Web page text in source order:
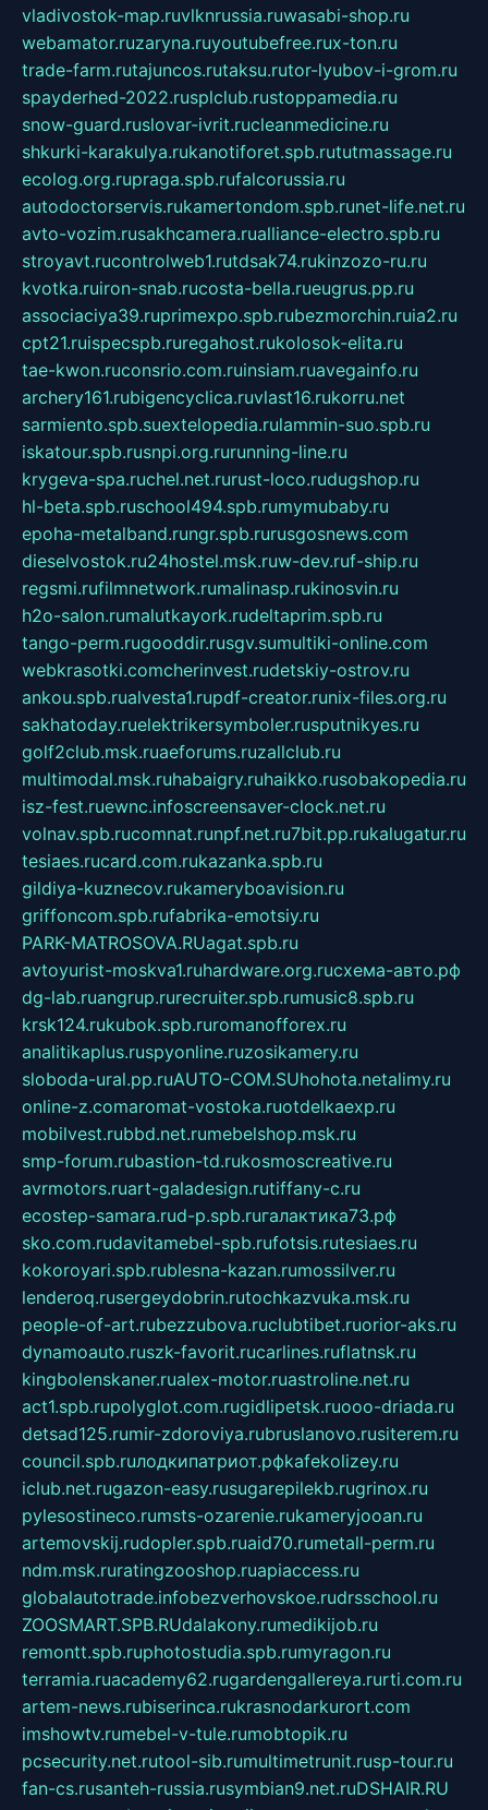
vladivostok-map.ruvlknrussia.ruwasabi-shop.ru
webamator.ruzaryna.ruyoutubefree.rux-ton.ru
trade-farm.rutajuncos.rutaksu.rutor-lyubov-i-grom.ru
spayderhed-2022.rusplclub.rustoppamedia.ru
snow-guard.ruslovar-ivrit.rucleanmedicine.ru
shkurki-karakulya.rukanotiforet.spb.rututmassage.ru
ecolog.org.rupraga.spb.rufalcorussia.ru
autodoctorservis.rukamertondom.spb.runet-life.net.ru
avto-vozim.rusakhcamera.rualliance-electro.spb.ru
stroyavt.rucontrolweb1.rutdsak74.rukinzozo-ru.ru
kvotka.ruiron-snab.rucosta-bella.rueugrus.pp.ru
associaciya39.ruprimexpo.spb.rubezmorchin.ruia2.ru
cpt21.ruispecspb.ruregahost.rukolosok-elita.ru
tae-kwon.ruconsrio.com.ruinsiam.ruavegainfo.ru
archery161.rubigencyclica.ruvlast16.rukorru.net
sarmiento.spb.suextelopedia.rulammin-suo.spb.ru
iskatour.spb.rusnpi.org.rurunning-line.ru
krygeva-spa.ruchel.net.rurust-loco.rudugshop.ru
hl-beta.spb.ruschool494.spb.rumymubaby.ru
epoha-metalband.rungr.spb.rurusgosnews.com
dieselvostok.ru24hostel.msk.ruw-dev.ruf-ship.ru
regsmi.rufilmnetwork.rumalinasp.rukinosvin.ru
h2o-salon.rumalutkayork.rudeltaprim.spb.ru
tango-perm.rugooddir.rusgv.sumultiki-online.com
webkrasotki.comcherinvest.rudetskiy-ostrov.ru
ankou.spb.rualvesta1.rupdf-creator.runix-files.org.ru
sakhatoday.ruelektrikersymboler.rusputnikyes.ru
golf2club.msk.ruaeforums.ruzallclub.ru
multimodal.msk.ruhabaigry.ruhaikko.rusobakopedia.ru
isz-fest.ruewnc.infoscreensaver-clock.net.ru
volnav.spb.rucomnat.runpf.net.ru7bit.pp.rukalugatur.ru
tesiaes.rucard.com.rukazanka.spb.ru
gildiya-kuznecov.rukameryboavision.ru
griffoncom.spb.rufabrika-emotsiy.ru
PARK-MATROSOVA.RUagat.spb.ru
avtoyurist-moskva1.ruhardware.org.ruсхема-авто.рф
dg-lab.ruangrup.rurecruiter.spb.rumusic8.spb.ru
krsk124.rukubok.spb.ruromanofforex.ru
analitikaplus.ruspyonline.ruzosikamery.ru
sloboda-ural.pp.ruAUTO-COM.SUhohota.netalimy.ru
online-z.comaromat-vostoka.ruotdelkaexp.ru
mobilvest.rubbd.net.rumebelshop.msk.ru
smp-forum.rubastion-td.rukosmoscreative.ru
avrmotors.ruart-galadesign.rutiffany-c.ru
ecostep-samara.rud-p.spb.ruгалактика73.рф
sko.com.rudavitamebel-spb.rufotsis.rutesiaes.ru
kokoroyari.spb.rublesna-kazan.rumossilver.ru
lenderoq.rusergeydobrin.rutochkazvuka.msk.ru
people-of-art.rubezzubova.ruclubtibet.ruorior-aks.ru
dynamoauto.ruszk-favorit.rucarlines.ruflatnsk.ru
kingbolenskaner.rualex-motor.ruastroline.net.ru
act1.spb.rupolyglot.com.rugidlipetsk.ruooo-driada.ru
detsad125.rumir-zdoroviya.rubruslanovo.rusiterem.ru
council.spb.ruлодкипатриот.рфkafekolizey.ru
iclub.net.rugazon-easy.rusugarepilekb.rugrinox.ru
pylesostineco.rumsts-ozarenie.rukameryjooan.ru
artemovskij.rudopler.spb.ruaid70.rumetall-perm.ru
ndm.msk.ruratingzooshop.ruapiaccess.ru
globalautotrade.infobezverhovskoe.rudrsschool.ru
ZOOSMART.SPB.RUdalakony.rumedikijob.ru
remontt.spb.ruphotostudia.spb.rumyragon.ru
terramia.ruacademy62.rugardengallereya.rurti.com.ru
artem-news.rubiserinca.rukrasnodarkurort.com
imshowtv.rumebel-v-tule.rumobtopik.ru
pcsecurity.net.rutool-sib.rumultimetrunit.rusp-tour.ru
fan-cs.rusanteh-russia.rusymbian9.net.ruDSHAIR.RU